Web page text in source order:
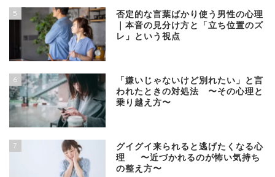
5
否定的な言葉ばかり使う男性の心理
｜本音の見分け方と「立ち位置のズ
レ」という視点
6
「嫌いじゃないけど別れたい」と言
われたときの対処法 〜その心理と
乗り越え方〜
7
グイグイ来られると逃げたくなる心
理 〜近づかれるのが怖い気持ち
の整え方〜